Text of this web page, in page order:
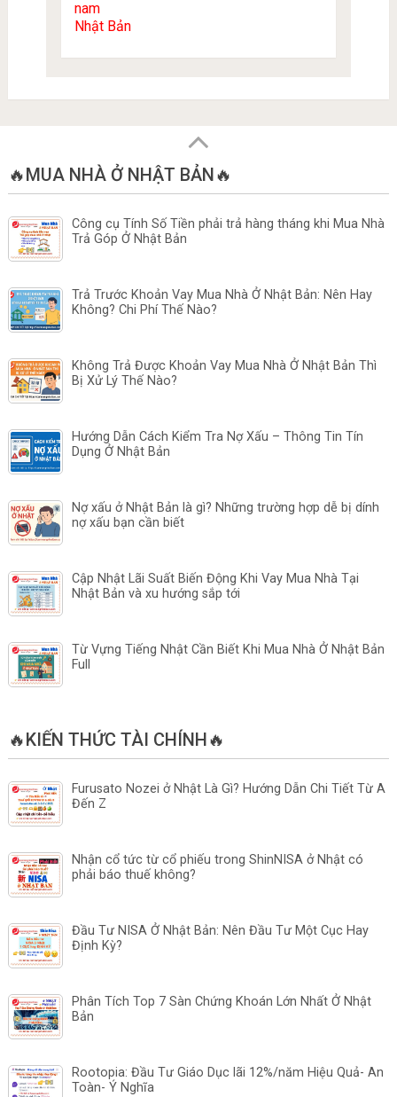
🔥MUA NHÀ Ở NHẬT BẢN🔥
Công cụ Tính Số Tiền phải trả hàng tháng khi Mua Nhà
Trả Góp Ở Nhật Bản
Trả Trước Khoản Vay Mua Nhà Ở Nhật Bản: Nên Hay
Không? Chi Phí Thế Nào?
Không Trả Được Khoản Vay Mua Nhà Ở Nhật Bản Thì
Bị Xử Lý Thế Nào?
Hướng Dẫn Cách Kiểm Tra Nợ Xấu – Thông Tin Tín
Dụng Ở Nhật Bản
Nợ xấu ở Nhật Bản là gì? Những trường hợp dễ bị dính
nợ xấu bạn cần biết
Cập Nhật Lãi Suất Biến Động Khi Vay Mua Nhà Tại
Nhật Bản và xu hướng sắp tới
Từ Vựng Tiếng Nhật Cần Biết Khi Mua Nhà Ở Nhật Bản
Full
🔥KIẾN THỨC TÀI CHÍNH🔥
Furusato Nozei ở Nhật Là Gì? Hướng Dẫn Chi Tiết Từ A
Đến Z
Nhận cổ tức từ cổ phiếu trong ShinNISA ở Nhật có
phải báo thuế không?
Đầu Tư NISA Ở Nhật Bản: Nên Đầu Tư Một Cục Hay
Định Kỳ?
Phân Tích Top 7 Sàn Chứng Khoán Lớn Nhất Ở Nhật
Bản
Rootopia: Đầu Tư Giáo Dục lãi 12%/năm Hiệu Quả- An
Toàn- Ý Nghĩa